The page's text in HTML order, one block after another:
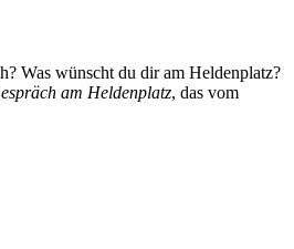
Was wünscht du dir am Heldenplatz?
am Heldenplatz, das vom